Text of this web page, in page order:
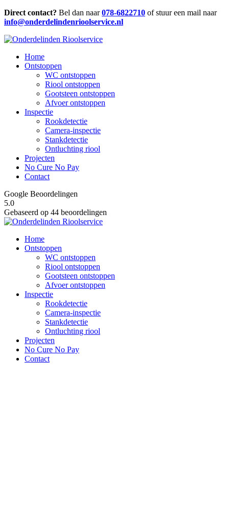
Direct contact? Bel dan naar078-6822710 of stuur een mail naar
info@onderdelindenrioolservice.nl
Home
Ontstoppen
WC ontstoppen
Riool ontstoppen
Gootsteen ontstoppen
Afvoer ontstoppen
Inspectie
Rookdetectie
Camera-inspectie
Stankdetectie
Ontluchting riool
Projecten
No Cure No Pay
Contact
Google Beoordelingen
5.0
Gebaseerd op 44 beoordelingen
Home
Ontstoppen
WC ontstoppen
Riool ontstoppen
Gootsteen ontstoppen
Afvoer ontstoppen
Inspectie
Rookdetectie
Camera-inspectie
Stankdetectie
Ontluchting riool
Projecten
No Cure No Pay
Contact